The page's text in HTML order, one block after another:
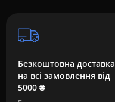
Безкоштовна доставка
на всі замовлення від
5000 ₴